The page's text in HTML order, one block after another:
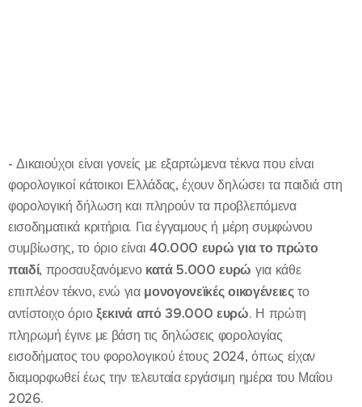
- Δικαιούχοι είναι γονείς με εξαρτώμενα τέκνα που είναι
φορολογικοί κάτοικοι Ελλάδας, έχουν δηλώσει τα παιδιά στη
φορολογική δήλωση και πληρούν τα προβλεπόμενα
εισοδηματικά κριτήρια. Για έγγαμους ή μέρη συμφώνου
συμβίωσης, το όριο είναι 40.000 ευρώ για το πρώτο
παιδί, προσαυξανόμενο κατά 5.000 ευρώ για κάθε
επιπλέον τέκνο, ενώ για μονογονεϊκές οικογένειεςτο
αντίστοιχο όριο ξεκινά από 39.000 ευρώ. Η πρώτη
πληρωμή έγινε με βάση τις δηλώσεις φορολογίας
εισοδήματος του φορολογικού έτους 2024, όπως είχαν
διαμορφωθεί έως την τελευταία εργάσιμη ημέρα του Μαΐου
2026.